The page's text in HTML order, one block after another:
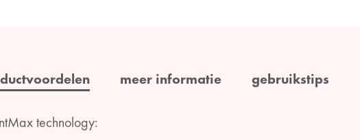
meer informatie gebruikstips
technology: